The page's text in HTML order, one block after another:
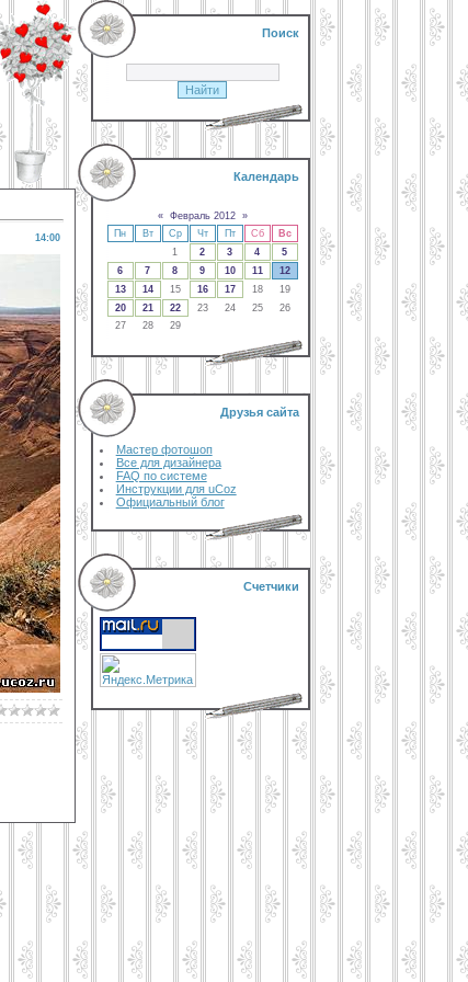
14:00
Поиск
Календарь
« Февраль 2012
»
Пн
Вт Ср Чт Пт Сб
Вс
1
2 3 4
5
6
7 8 9 10 11
12
13
14 15 16 17 18
19
20
21 22 23 24 25
26
27
28 29
Друзья сайта
Мастер фотошоп
Все для дизайнера
FAQ по системе
Инструкции для uCoz
Официальный блог
Счетчики